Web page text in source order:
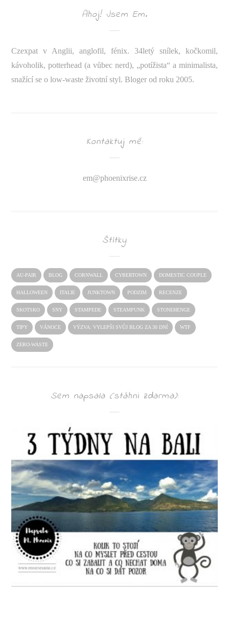
Ahoj! Jsem Em.
Czexpat v Anglii, anglofil, fénix. 34letý snílek, kočkomil,
kávoholik, potterhead (a vůbec nerd), „potížista“ a minimalista,
snažící se o low-waste životní styl. Bloger od roku 2005.
Kontaktuj mě:
em@phoenixrise.cz
Štítky
AU-PAIR BLOG CORNWALL CYBERTOWN DOMESTIC COUPLE
HALLOWEEN ITALIE JUNKTOWN PODZIM RECENZE
SKOTSKO SNY STAMPEDE STEAMPUNK STONEHENGE
TIPY VÁNOCE VÝZVA: VYLEPŠI SVŮJ BLOG ZA 30 DNÍ WTF
ZERO-WASTE
Sem napsala (stáhni zdarma):